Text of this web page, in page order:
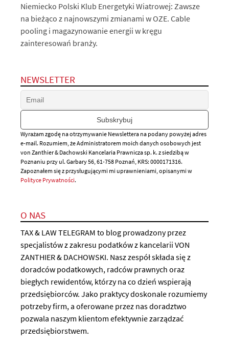
Niemiecko Polski Klub Energetyki Wiatrowej: Zawsze
na bieżąco z najnowszymi zmianami w OZE. Cable
pooling i magazynowanie energii w kręgu
zainteresowań branży.
NEWSLETTER
Wyrażam zgodę na otrzymywanie Newslettera na podany powyżej adres
e-mail. Rozumiem, że Administratorem moich danych osobowych jest
von Zanthier & Dachowski Kancelaria Prawnicza sp. k. z siedzibą w
Poznaniu przy ul. Garbary 56, 61-758 Poznań, KRS: 0000171316.
Zapoznałem się z przysługującymi mi uprawnieniami, opisanymi w
Polityce Prywatności.
O NAS
TAX & LAW TELEGRAM to blog prowadzony przez
specjalistów z zakresu podatków z kancelarii VON
ZANTHIER & DACHOWSKI. Nasz zespół składa się z
doradców podatkowych, radców prawnych oraz
biegłych rewidentów, którzy na co dzień wspierają
przedsiębiorców. Jako praktycy doskonale rozumiemy
potrzeby firm, a oferowane przez nas doradztwo
pozwala naszym klientom efektywnie zarządzać
przedsiębiorstwem.